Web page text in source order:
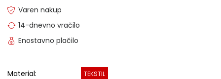
Varen nakup
14-dnevno vračilo
Enostavno plačilo
Material: TEKSTIL